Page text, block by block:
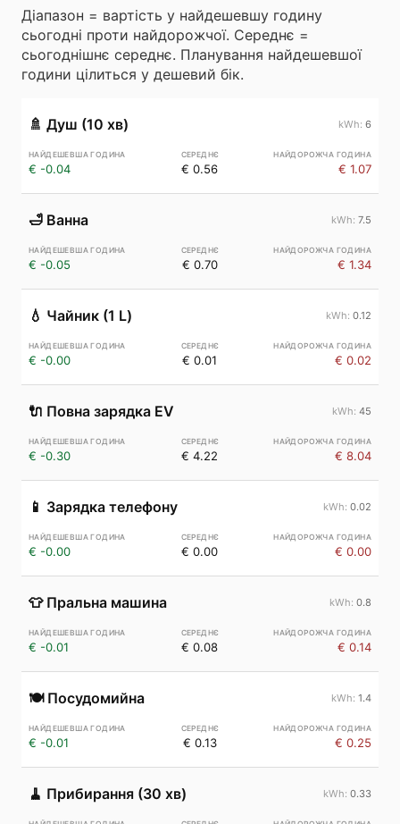
Діапазон = вартість у найдешевшу годину
сьогодні проти найдорожчої. Середнє =
сьогоднішнє середнє. Планування найдешевшої
години цілиться у дешевий бік.
🚿 Душ (10 хв) 6
€ -0.04 € 0.56 € 1.07
🛁 Ванна 7.5
€ -0.05 € 0.70 € 1.34
💧 Чайник (1 L) 0.12
€ -0.00 € 0.01 € 0.02
🔌 Повна зарядка EV 45
€ -0.30 € 4.22 € 8.04
📱 Зарядка телефону 0.02
€ -0.00 € 0.00 € 0.00
👕 Пральна машина 0.8
€ -0.01 € 0.08 € 0.14
🍽️ Посудомийна 1.4
€ -0.01 € 0.13 € 0.25
🧹 Прибирання (30 хв) 0.33